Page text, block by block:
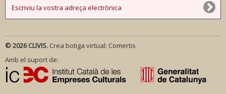
© 2026 CLIVIS. Crea botiga virtual: Comertis
Amb el suport de: